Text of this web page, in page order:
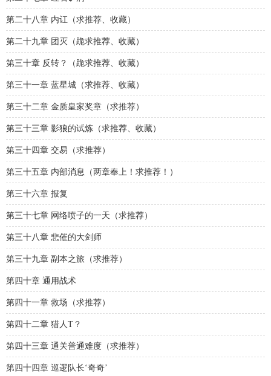
第二十八章 内讧（求推荐、收藏）
第二十九章 团灭（跪求推荐、收藏）
第三十章 反转？（跪求推荐、收藏）
第三十一章 蓝星城（求推荐、收藏）
第三十二章 金质皇家奖章（求推荐）
第三十三章 影狼的试炼（求推荐、收藏）
第三十四章 交易（求推荐）
第三十五章 内部消息（两章奉上！求推荐！）
第三十六章 报复
第三十七章 网络喷子的一天（求推荐）
第三十八章 悲催的大剑师
第三十九章 副本之旅（求推荐）
第四十章 通用战术
第四十一章 救场（求推荐）
第四十二章 猎人T？
第四十三章 通关普通难度（求推荐）
第四十四章 巡逻队长‘奇奇’